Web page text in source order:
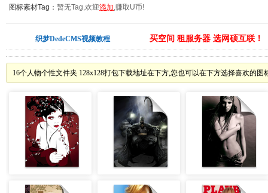
图标素材Tag： 暂无Tag,欢迎添加,赚取U币!
织梦DedeCMS视频教程 买空间 租服务器 选网硕互联！
16个人物个性文件夹 128x128打包下载地址在下方,您也可以在下方选择喜欢的图